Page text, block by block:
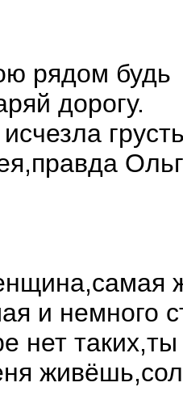
рядом будь
дорогу.
и немного
нет